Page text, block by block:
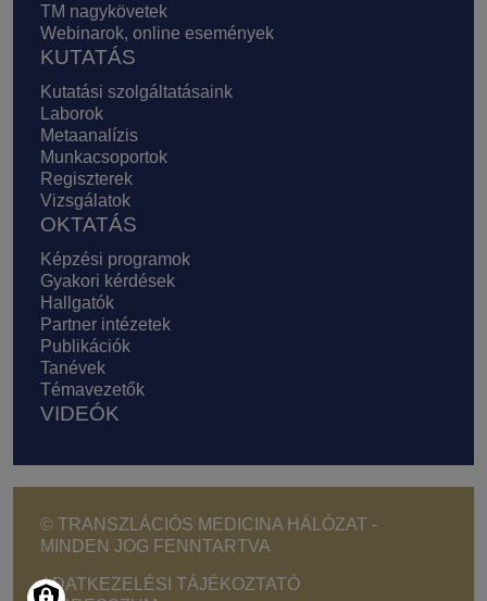
TM nagykövetek
Webinarok, online események
KUTATÁS
Kutatási szolgáltatásaink
Laborok
Metaanalízis
Munkacsoportok
Regiszterek
Vizsgálatok
OKTATÁS
Képzési programok
Gyakori kérdések
Hallgatók
Partner intézetek
Publikációk
Tanévek
Témavezetők
VIDEÓK
© TRANSZLÁCIÓS MEDICINA HÁLÓZAT -
MINDEN JOG FENNTARTVA
Footer - Copyright menu
ADATKEZELÉSI TÁJÉKOZTATÓ